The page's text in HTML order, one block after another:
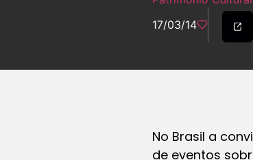
17/03/14
No Brasil a
de eventos